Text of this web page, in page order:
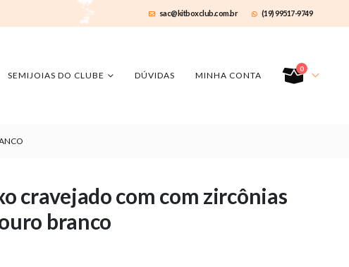
sac@kitboxclub.com.br (19) 99517-9749
SEMIJOIAS DO CLUBE DÚVIDAS MINHA CONTA
0
cravejado com com zircônias
branco